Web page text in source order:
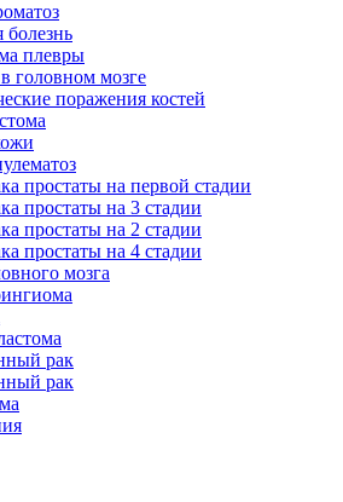
плевры
головном мозге
поражения костей
простаты на первой стадии
простаты на 3 стадии
простаты на 2 стадии
простаты на 4 стадии
мозга
рак
рак